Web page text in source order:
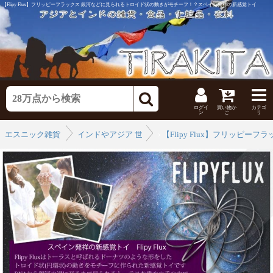
【Flipy Flux】フリッピーフラックス 銀河などに見られるトロイド状の動きがモチーフ！？スペイン発祥の新感覚トイ
ログイ
ン
買い物か
ご
カテゴ
リ
エスニック雑貨
インドやアジア 世界のおもちゃ【Flipy Flux】フリッピーフ